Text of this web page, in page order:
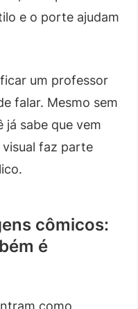
e o porte ajudam
um professor
falar. Mesmo sem
sabe que vem
faz parte
cômicos:
é
como